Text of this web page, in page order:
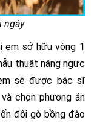
ngày
em sở hữu vòng 1
thuật nâng ngực
sẽ được bác sĩ
chọn phương án
đôi gò bồng đào